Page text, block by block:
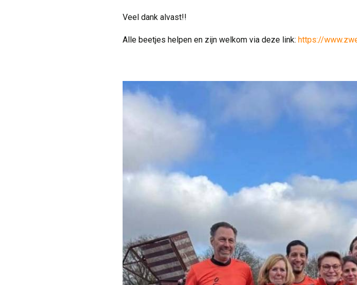
Veel dank alvast!!
Alle beetjes helpen en zijn welkom via deze link: https://